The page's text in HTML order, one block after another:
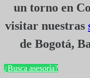
un torno en
visitar nuestras
de Bogotá,
¿Busca asesoría?